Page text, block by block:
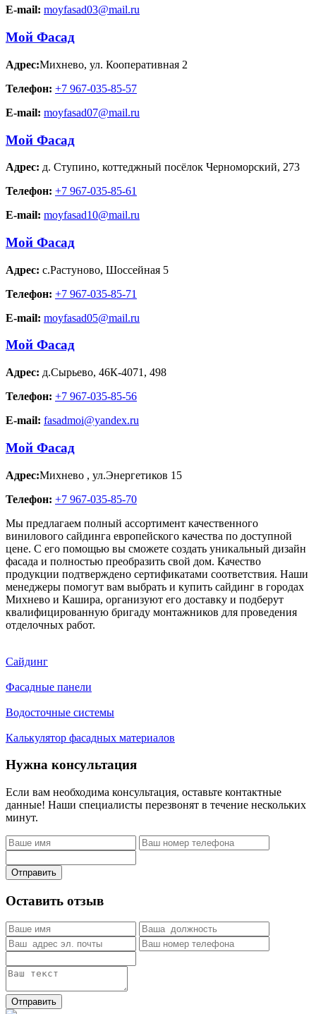
E-mail: moyfasad03@mail.ru
Мой Фасад
Адрес:Михнево, ул. Кооперативная 2
Телефон: +7 967-035-85-57
E-mail: moyfasad07@mail.ru
Мой Фасад
Адрес: д. Ступино, коттеджный посёлок Черноморский, 273
Телефон: +7 967-035-85-61
E-mail: moyfasad10@mail.ru
Мой Фасад
Адрес: с.Растуново, Шоссейная 5
Телефон: +7 967-035-85-71
E-mail: moyfasad05@mail.ru
Мой Фасад
Адрес: д.Сырьево, 46К-4071, 498
Телефон: +7 967-035-85-56
E-mail: fasadmoi@yandex.ru
Мой Фасад
Адрес:Михнево , ул.Энергетиков 15
Телефон: +7 967-035-85-70
Мы предлагаем полный ассортимент качественного
винилового сайдинга европейского качества по доступной
цене. С его помощью вы сможете создать уникальный дизайн
фасада и полностью преобразить свой дом. Качество
продукции подтверждено сертификатами соответствия. Наши
менеджеры помогут вам выбрать и купить сайдинг в городах
Михнево и Кашира, организуют его доставку и подберут
квалифицированную бригаду монтажников для проведения
отделочных работ.
Сайдинг
Фасадные панели
Водосточные системы
Калькулятор фасадных материалов
Нужна консультация
Если вам необходима консультация, оставьте контактные
данные! Наши специалисты перезвонят в течение нескольких
минут.
Отправить
Оставить отзыв
Отправить